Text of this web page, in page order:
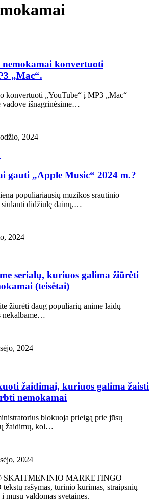
konvertuoti
„Mac“.
konvertuoti „YouTube“ į MP3 „Mac“
vadove išnagrinėsime…
2024
gauti „Apple Music“ 2024 m.?
populiariausių muzikos srautinio
siūlanti didžiulę dainų,…
2024
serialų, kuriuos galima žiūrėti
(teisėtai)
žiūrėti daug populiarių anime laidų
nekalbame…
2024
žaidimai, kuriuos galima žaisti
nemokamai
blokuoja prieigą prie jūsų
žaidimų, kol…
2024
SKAITMENINIO MARKETINGO
rašymas, turinio kūrimas, straipsnių
mūsų valdomas svetaines.